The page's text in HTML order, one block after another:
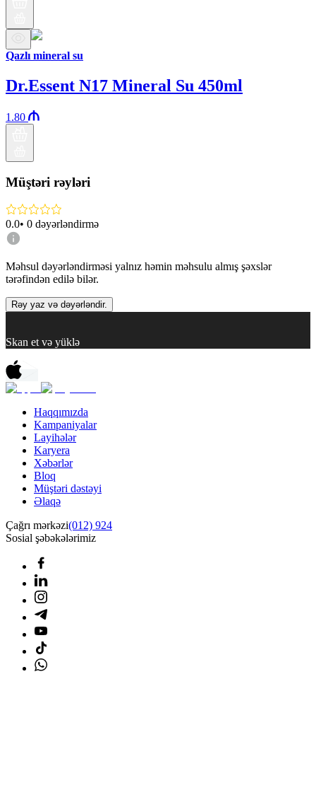
Qazlı mineral su
Dr.Essent N17 Mineral Su 450ml
1.80
Müştəri rəyləri
0.0• 0 dəyərləndirmə
Məhsul dəyərləndirməsi yalnız həmin məhsulu almış şəxslər
tərəfindən edilə bilər.
Rəy yaz və dəyərləndir.
Skan et və yüklə
Haqqımızda
Kampaniyalar
Layihələr
Karyera
Xəbərlər
Bloq
Müştəri dəstəyi
Əlaqə
Çağrı mərkəzi(012) 924
Sosial şəbəkələrimiz